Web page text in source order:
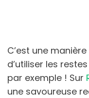
C’est une
d’utiliser les
par exemple ! Sur
une savoureuse